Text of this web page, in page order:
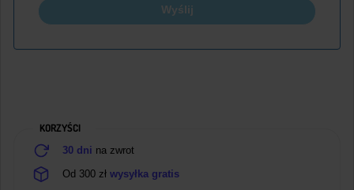
Wyślij
KORZYŚCI
30 dni na zwrot
Od 300 zł wysyłka gratis